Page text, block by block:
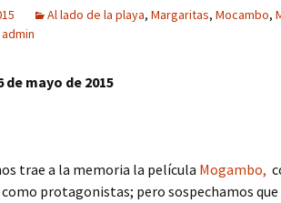
Al lado de la playa, Margaritas, Mocambo,
admin
de mayo de 2015
trae a la memoria la película Mogambo,
como protagonistas; pero sospechamos